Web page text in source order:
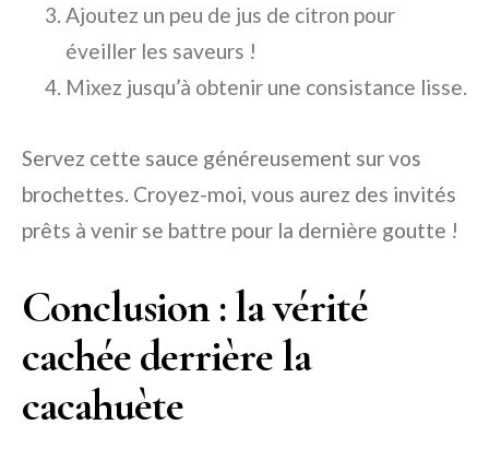
Ajoutez un peu de jus de citron pour
éveiller les saveurs !
Mixez jusqu’à obtenir une consistance lisse.
Servez cette sauce généreusement sur vos
brochettes. Croyez-moi, vous aurez des invités
prêts à venir se battre pour la dernière goutte !
Conclusion : la vérité
cachée derrière la
cacahuète